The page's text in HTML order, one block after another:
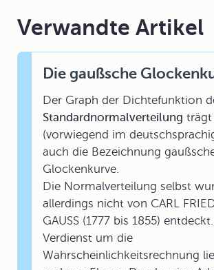
Verwandte Artikel
Die gaußsche
Der Graph der Dichtefunktion
Standardnormalverteilung trägt
(vorwiegend im
auch die Bezeichnung
Glockenkurve.
Die Normalverteilung selbst
allerdings nicht von CARL
GAUSS (1777 bis 1855)
Verdienst um die
Wahrscheinlichkeitsrechnung